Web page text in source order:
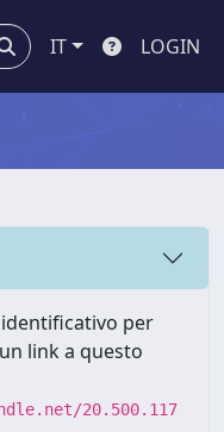
IT LOGIN
per
link a questo
20.500.117